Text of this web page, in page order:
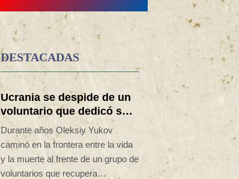
DESTACADAS
Ucrania se despide de un
voluntario que dedicó su
vida a rescatar a los
muertos
Durante años Oleksiy Yukov
caminó en la frontera entre la vida
y la muerte al frente de un grupo de
voluntarios que recupera